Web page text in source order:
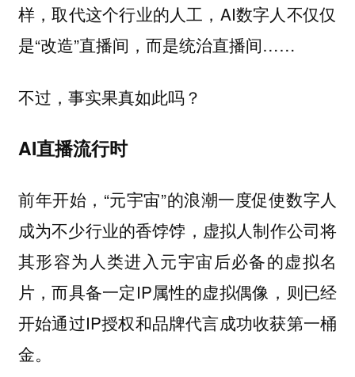
样，取代这个行业的人工，AI数字人不仅仅
是“改造”直播间，而是统治直播间……
不过，事实果真如此吗？
AI直播流行时
前年开始，“元宇宙”的浪潮一度促使数字人
成为不少行业的香饽饽，虚拟人制作公司将
其形容为人类进入元宇宙后必备的虚拟名
片，而具备一定IP属性的虚拟偶像，则已经
开始通过IP授权和品牌代言成功收获第一桶
金。